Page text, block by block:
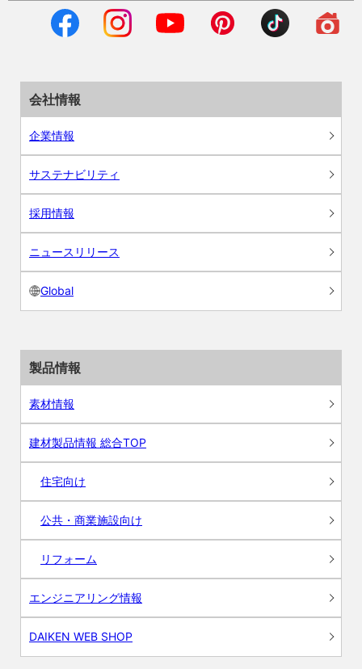
会社情報
企業情報
サステナビリティ
採用情報
ニュースリリース
Global
製品情報
素材情報
建材製品情報 総合TOP
住宅向け
公共・商業施設向け
リフォーム
エンジニアリング情報
DAIKEN WEB SHOP